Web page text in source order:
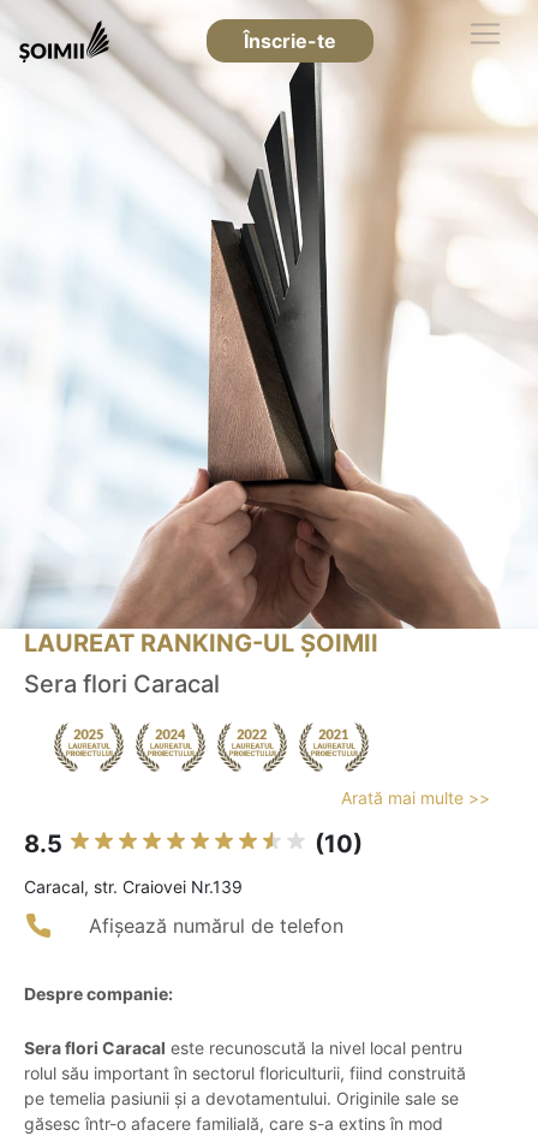
Înscrie-te
LAUREAT RANKING-UL ȘOIMII
Sera flori Caracal
Arată mai multe >>
8.5 (10)
Caracal, str. Craiovei Nr.139
Afișează numărul de telefon
Despre companie:
Sera flori Caracal este recunoscută la nivel local pentru
rolul său important în sectorul floriculturii, fiind construită
pe temelia pasiunii și a devotamentului. Originile sale se
găsesc într-o afacere familială, care s-a extins în mod